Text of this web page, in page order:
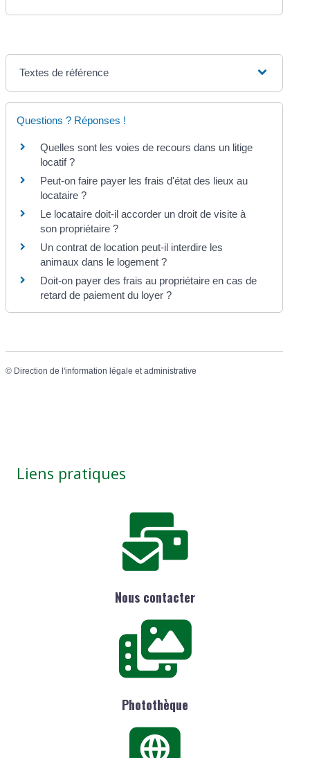
Textes de référence
Questions ? Réponses !
Quelles sont les voies de recours dans un litige
locatif ?
Peut-on faire payer les frais d'état des lieux au
locataire ?
Le locataire doit-il accorder un droit de visite à
son propriétaire ?
Un contrat de location peut-il interdire les
animaux dans le logement ?
Doit-on payer des frais au propriétaire en cas de
retard de paiement du loyer ?
© Direction de l'information légale et administrative
Liens pratiques
Nous contacter
Photothèque